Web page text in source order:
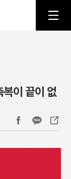
이 끝이 없